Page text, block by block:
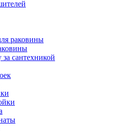
раковины
сантехникой